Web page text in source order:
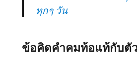
ทุกๆ วัน
ข้อคิดคำคมท้อแท้กับตัว